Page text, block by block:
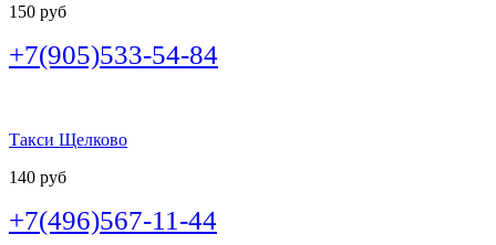
150 руб
+7(905)533-54-84
Такси Щелково
140 руб
+7(496)567-11-44